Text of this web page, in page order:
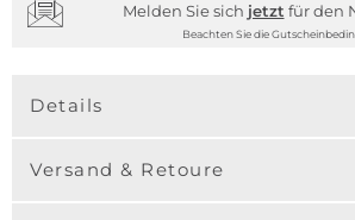
Melden Sie sich jetzt für den
Beachten Sie die
Details
Versand & Retoure